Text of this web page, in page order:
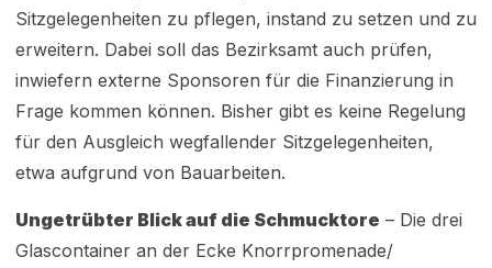
Sitzgelegenheiten zu pflegen, instand zu setzen und zu
erweitern. Dabei soll das Bezirksamt auch prüfen,
inwiefern externe Sponsoren für die Finanzierung in
Frage kommen können. Bisher gibt es keine Regelung
für den Ausgleich wegfallender Sitzgelegenheiten,
etwa aufgrund von Bauarbeiten.
Ungetrübter Blick auf die Schmucktore – Die drei
Glascontainer an der Ecke Knorrpromenade/